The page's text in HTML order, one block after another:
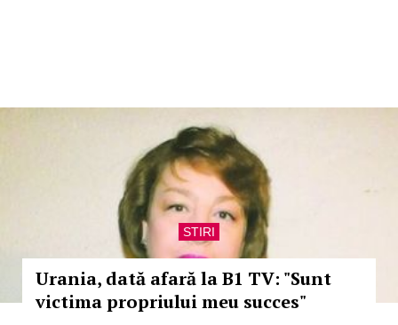
STIRI
Urania, dată afară la B1 TV: "Sunt
victima propriului meu succes"